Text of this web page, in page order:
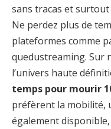
sans tracas et
Ne perdez plus de
plateformes comme
quedustreaming. Sur
l’univers haute
temps pour mourir
préfèrent la mobilité,
également